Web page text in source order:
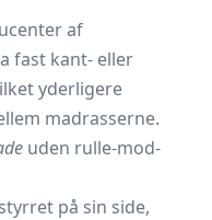
af
fast kant- eller
yderligere
madrasserne.
uden rulle-mod-
på sin side,